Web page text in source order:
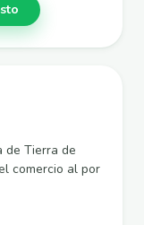
de Tierra de
comercio al por